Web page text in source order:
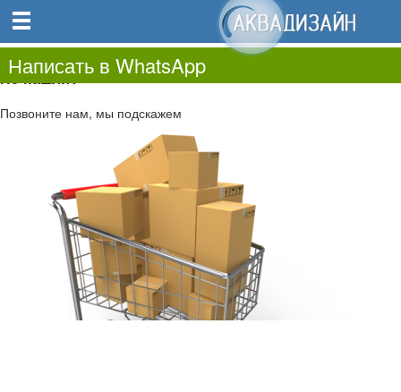
0.00
0
Не нашли?
Позвоните нам, мы подскажем
Написать в WhatsApp